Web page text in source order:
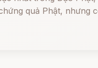
quả Phật, nhưng
Ngài là Quan Âm
Tổ, v.v...